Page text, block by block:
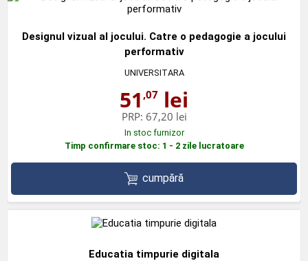
Designul vizual al jocului. Catre o pedagogie a jocului
performativ
UNIVERSITARA
51 ,07 lei
PRP: 67,20 lei
In stoc furnizor
Timp confirmare stoc: 1 - 2 zile lucratoare
cumpără
Educatia timpurie digitala